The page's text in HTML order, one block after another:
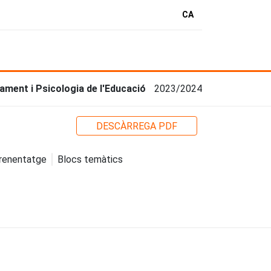
CA
i Psicologia de l'Educació 2023/2024
DESCÀRREGA PDF
Blocs temàtics